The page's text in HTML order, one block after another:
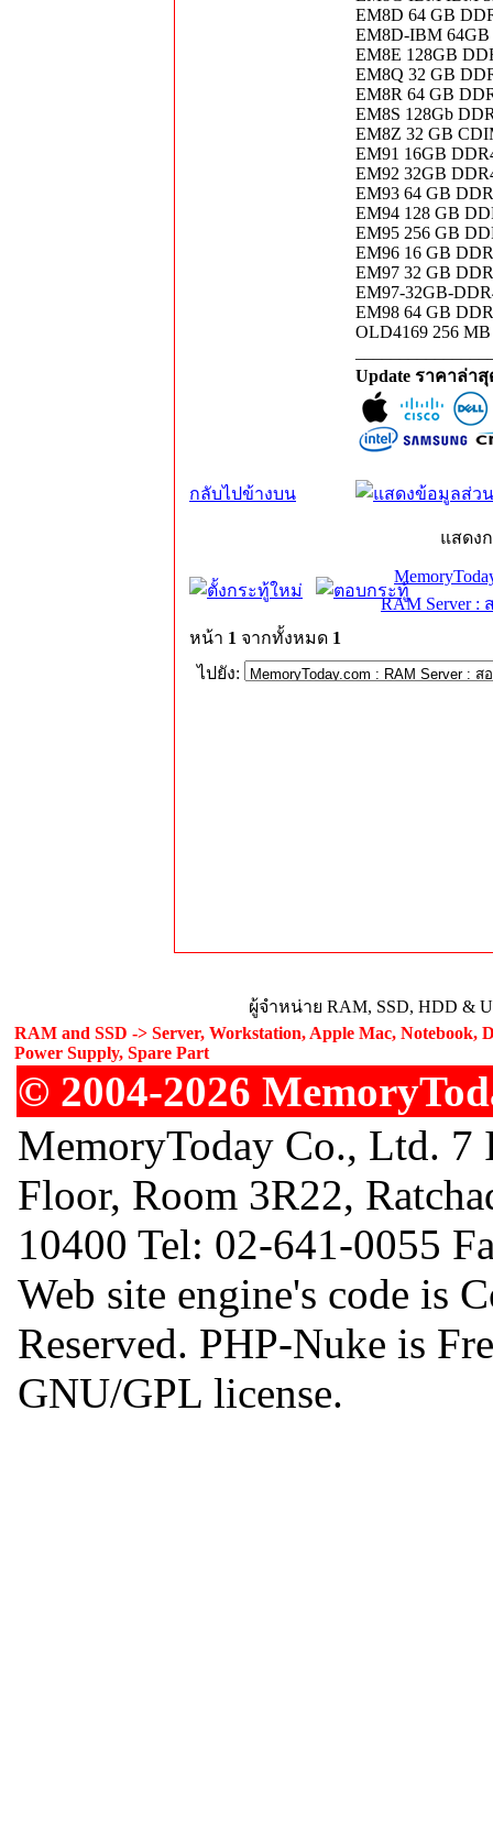
EM8D 64 GB
EM8D-IBM 64GB
EM8E 128GB
EM8Q 32 GB
EM8R 64 GB
EM8S 128Gb
EM8Z 32 GB
EM91 16GB
EM92 32GB
EM93 64 GB
EM94 128 GB
EM95 256 GB
EM96 16 GB
EM97 32 GB
EM97-32GB-
EM98 64 GB
OLD4169 256
Update ราคาล่า
กลับไปข้างบน
แสดง
RAM Server :
หน้า 1 จากทั้งหมด 1
ไปยัง:
ผู้จำหน่าย RAM, SSD, HDD &
RAM and SSD -> Server, Workstation, Apple Mac, Notebook,
Power Supply, Spare Part
© 2004-2026
MemoryToday Co., Ltd.
Floor, Room 3R22,
10400 Tel: 02-641-0055
Web site engine's code is
Reserved. PHP-Nuke is
GNU/GPL license.